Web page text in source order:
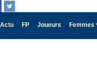
Actu FP Joueurs Femmes